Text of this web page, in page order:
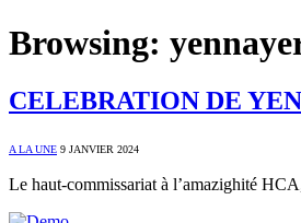
Browsing:
CELEBRATION DE
A LA UNE 9 JANVIER 2024
Le haut-commissariat à l’amazighité